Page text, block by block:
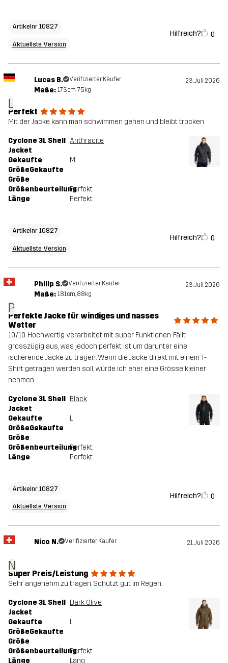
Artikelnr 10827
Aktuellste Version
Hilfreich? 0
L
Lucas B. Verifizierter Käufer 23. Juli 2026
Maße: 173cm, 75kg
Perfekt
Mit der Jacke kann man schwimmen gehen und bleibt trocken
Cyclone 3L Shell
Jacket
Anthracite
Gekaufte
GrößeGekaufte
Größe
M
GrößenbeurteilungPerfekt
Länge
Perfekt
Artikelnr 10827
Aktuellste Version
Hilfreich? 0
P
Philip S. Verifizierter Käufer 23. Juli 2026
Maße: 181cm, 88kg
Perfekte Jacke für windiges und nasses
Wetter
10/10. Hochwertig verarbeitet mit super Funktionen. Fällt
grosszügig aus, was jedoch perfekt ist um darunter eine
isolierende Jacke zu tragen. Wenn die Jacke direkt mit einem T-
Shirt getragen werden soll, würde ich eher eine Grösse kleiner
nehmen.
Cyclone 3L Shell
Jacket
Black
Gekaufte
GrößeGekaufte
Größe
L
GrößenbeurteilungPerfekt
Länge
Perfekt
Artikelnr 10827
Aktuellste Version
Hilfreich? 0
N
Nico N. Verifizierter Käufer 21. Juli 2026
Super Preis/Leistung
Sehr angenehm zu tragen. Schützt gut im Regen.
Cyclone 3L Shell
Jacket
Dark Olive
Gekaufte
GrößeGekaufte
Größe
L
GrößenbeurteilungPerfekt
Länge
Lang